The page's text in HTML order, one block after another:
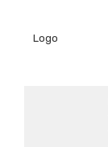
Logo